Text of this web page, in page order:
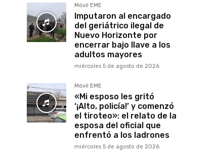
Móvil EME
Imputaron al encargado
del geriátrico ilegal de
Nuevo Horizonte por
encerrar bajo llave a los
adultos mayores
miércoles 5 de agosto de 2026
Móvil EME
«Mi esposo les gritó
‘¡Alto, policía!’ y comenzó
el tiroteo»: el relato de la
esposa del oficial que
enfrentó a los ladrones
miércoles 5 de agosto de 2026